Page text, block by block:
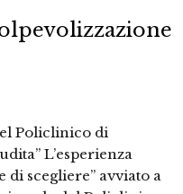
Policlinico di
L’esperienza
di scegliere” avviato a